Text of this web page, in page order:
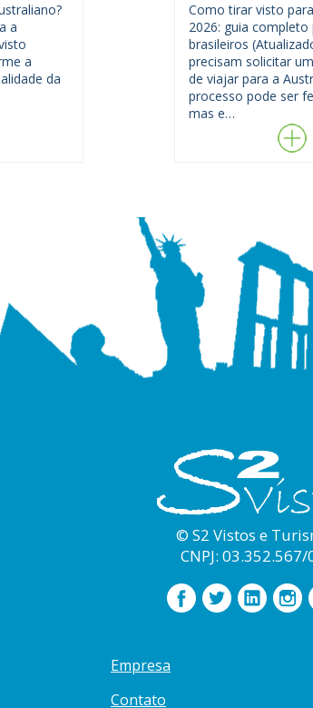
a
a
da
Como tirar visto
2026: guia completo
brasileiros
precisam solicitar
de viajar para a
processo pode ser
mas e…
© S2 Vistos e
CNPJ:
Empresa
Contato